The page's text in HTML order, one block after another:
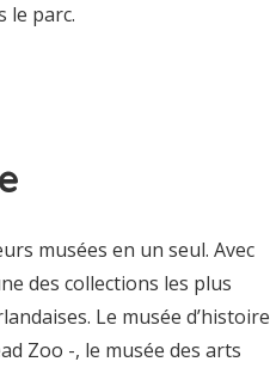
le parc.
musées en un seul. Avec
des collections les plus
Le musée d’histoire
Zoo -, le musée des arts